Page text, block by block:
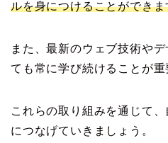
ルを身につけることができま
また、最新のウェブ技術や
ても常に学び続けることが重
これらの取り組みを通じて
につなげていきましょう。